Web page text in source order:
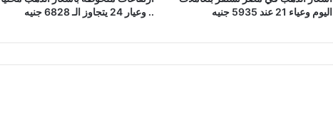
اليوم وعياء 21 عند 5935 جنيه
.. وعيار 24 يتجاوز الـ 6828 جنيه